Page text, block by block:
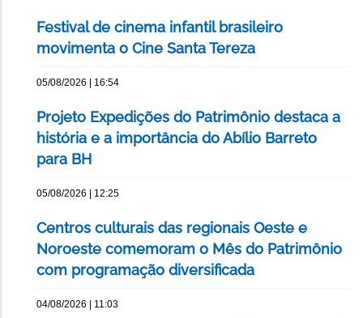
Festival de cinema infantil brasileiro
movimenta o Cine Santa Tereza
05/08/2026 | 16:54
Projeto Expedições do Patrimônio destaca a
história e a importância do Abílio Barreto
para BH
05/08/2026 | 12:25
Centros culturais das regionais Oeste e
Noroeste comemoram o Mês do Patrimônio
com programação diversificada
04/08/2026 | 11:03